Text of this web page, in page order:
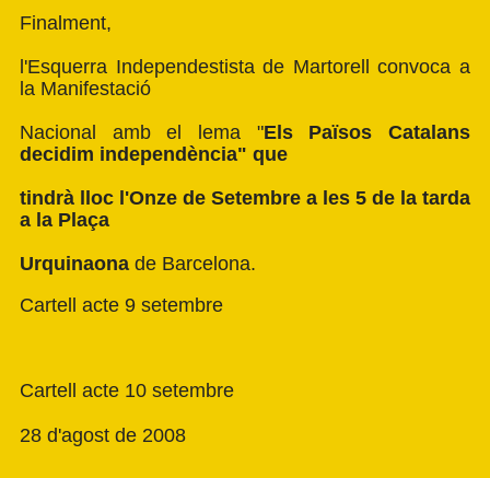
Finalment,
l'Esquerra Independestista de Martorell convoca a
la Manifestació
Nacional amb el lema "Els Països Catalans
decidim independència" que
tindrà lloc l'Onze de Setembre a les 5 de la tarda
a la Plaça
Urquinaona de Barcelona.
Cartell acte 9 setembre
Cartell acte 10 setembre
28 d'agost de 2008